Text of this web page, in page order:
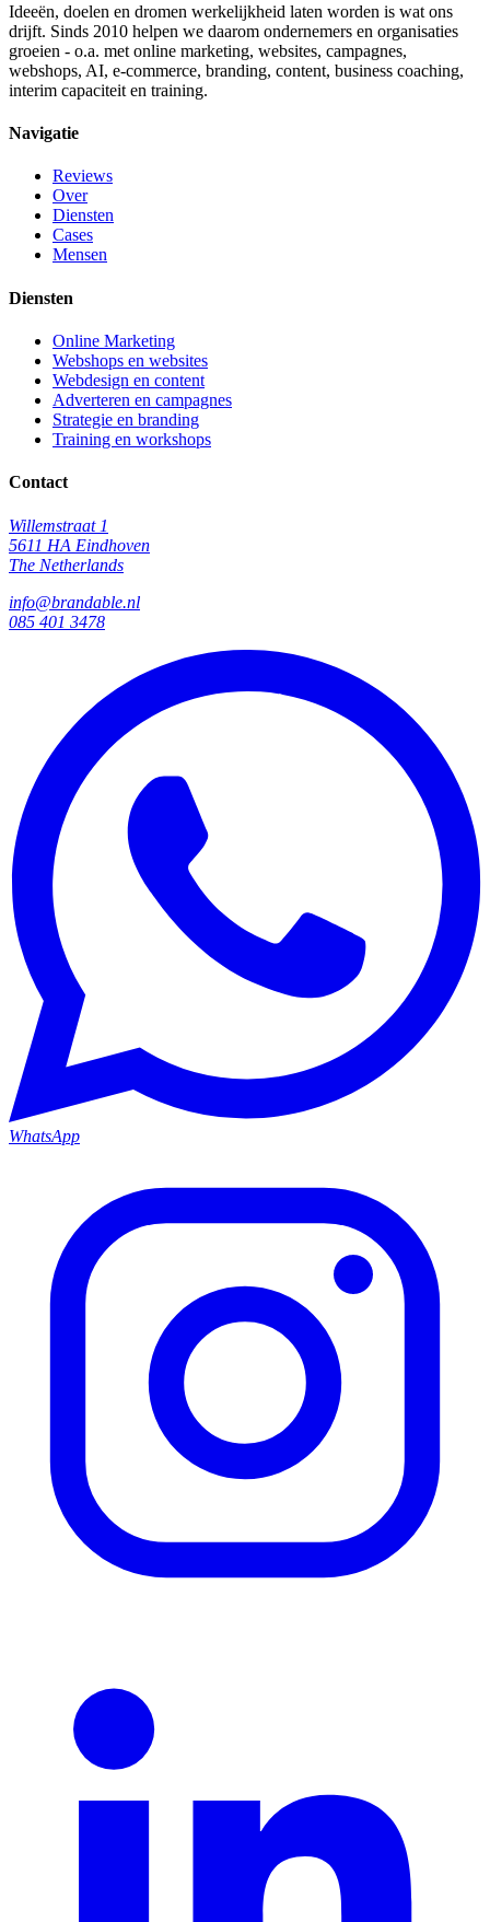
Ideeën, doelen en dromen werkelijkheid laten worden is wat ons
drijft. Sinds 2010 helpen we daarom ondernemers en organisaties
groeien - o.a. met online marketing, websites, campagnes,
webshops, AI, e-commerce, branding, content, business coaching,
interim capaciteit en training.
Navigatie
Reviews
Over
Diensten
Cases
Mensen
Diensten
Online Marketing
Webshops en websites
Webdesign en content
Adverteren en campagnes
Strategie en branding
Training en workshops
Contact
Willemstraat 1
5611 HA Eindhoven
The Netherlands
info@brandable.nl
085 401 3478
WhatsApp